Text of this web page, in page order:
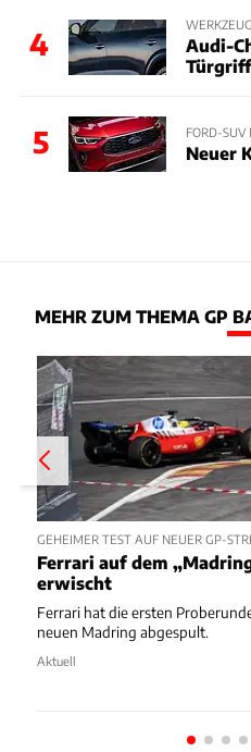
4
Audi-
5 FORD-SUV
Neuer
MEHR ZUM THEMA GP
GEHEIMER TEST AUF NEUER GP-
Ferrari auf dem
erwischt
Ferrari hat die ersten
neuen Madring abgespult.
Aktuell